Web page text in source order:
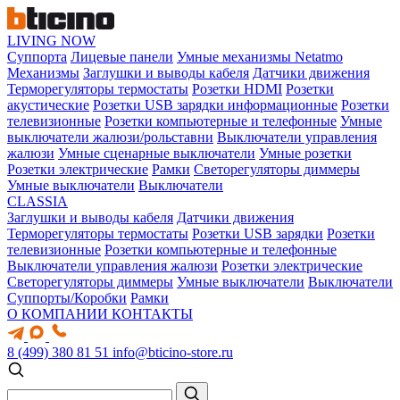
LIVING NOW
Суппорта Лицевые панели Умные механизмы Netatmo
Механизмы Заглушки и выводы кабеля Датчики движения
Терморегуляторы термостаты Розетки HDMI Розетки
акустические Розетки USB зарядки информационные Розетки
телевизионные Розетки компьютерные и телефонные Умные
выключатели жалюзи/рольставни Выключатели управления
жалюзи Умные сценарные выключатели Умные розетки
Розетки электрические Рамки Светорегуляторы диммеры
Умные выключатели Выключатели
CLASSIA
Заглушки и выводы кабеля Датчики движения
Терморегуляторы термостаты Розетки USB зарядки Розетки
телевизионные Розетки компьютерные и телефонные
Выключатели управления жалюзи Розетки электрические
Светорегуляторы диммеры Умные выключатели Выключатели
Суппорты/Коробки Рамки
О КОМПАНИИ КОНТАКТЫ
8 (499) 380 81 51 info@bticino-store.ru